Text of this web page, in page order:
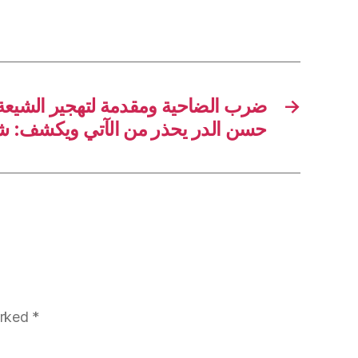
→
ضرب الضاحية ومقدمة لتهجير
حسن الدر يحذر من الآتي
*